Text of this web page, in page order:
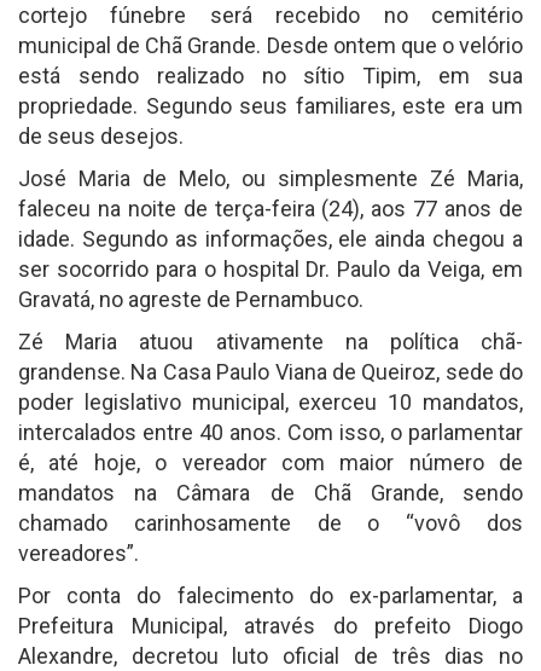
cortejo fúnebre será recebido no cemitério
municipal de Chã Grande. Desde ontem que o velório
está sendo realizado no sítio Tipim, em sua
propriedade. Segundo seus familiares, este era um
de seus desejos.
José Maria de Melo, ou simplesmente Zé Maria,
faleceu na noite de terça-feira (24), aos 77 anos de
idade. Segundo as informações, ele ainda chegou a
ser socorrido para o hospital Dr. Paulo da Veiga, em
Gravatá, no agreste de Pernambuco.
Zé Maria atuou ativamente na política chã-
grandense. Na Casa Paulo Viana de Queiroz, sede do
poder legislativo municipal, exerceu 10 mandatos,
intercalados entre 40 anos. Com isso, o parlamentar
é, até hoje, o vereador com maior número de
mandatos na Câmara de Chã Grande, sendo
chamado carinhosamente de o “vovô dos
vereadores”.
Por conta do falecimento do ex-parlamentar, a
Prefeitura Municipal, através do prefeito Diogo
Alexandre, decretou luto oficial de três dias no